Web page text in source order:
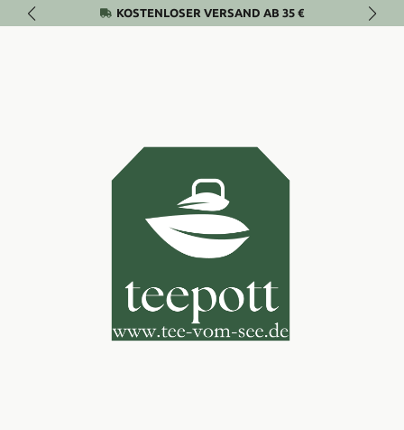
Zum Hauptinhalt springenKOSTENLOSER VERSAND AB 35 €